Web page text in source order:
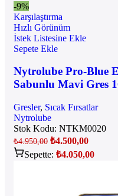
-9%
Karşılaştırma
Hızlı Görünüm
İstek Listesine Ekle
Sepete Ekle
Nytrolube Pro-Blue
Sabunlu Mavi Gres
Gresler, Sıcak Fırsatlar
Nytrolube
Stok Kodu: NTKM0020
₺4.950,00 ₺4.500,00
Sepette: ₺4.050,00